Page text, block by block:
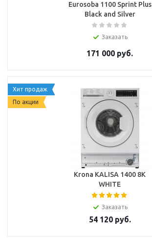
Eurosoba 1100 Sprint Plus
Black and Silver
Заказать
171 000 руб.
Хит продаж
По акции
Krona KALISA 1400 8K
WHITE
Заказать
54 120руб.